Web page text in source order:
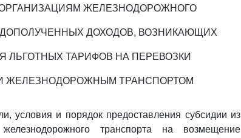
ЖЕЛЕЗНОДОРОЖНОГО
ДОХОДОВ, ВОЗНИКАЮЩИХ
ЛЬГОТНЫХ ТАРИФОВ НА ПЕРЕВОЗКИ
ЖЕЛЕЗНОДОРОЖНЫМ ТРАНСПОРТОМ
условия и порядок предоставления субсидии из
транспорта на возмещение